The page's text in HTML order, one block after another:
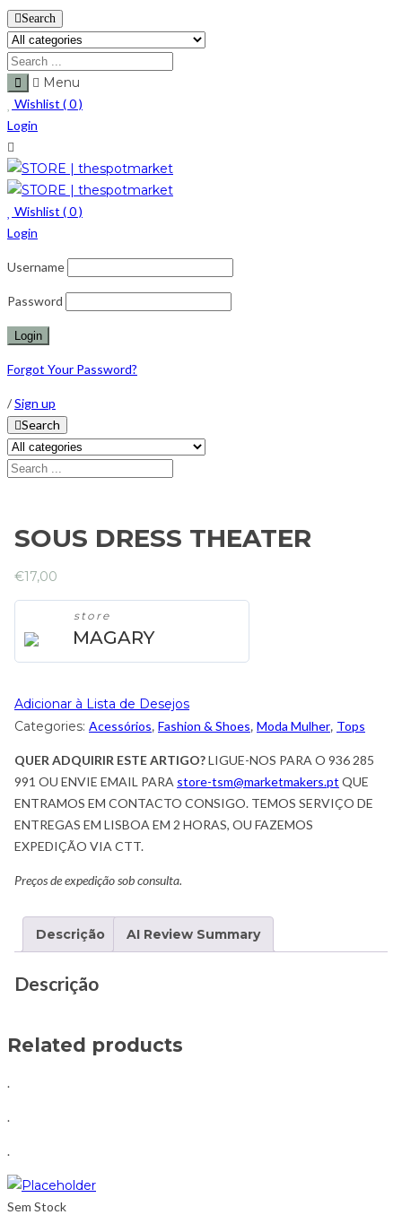
Search
Menu
Wishlist (0)
Login
Wishlist (0)
Login
Username
Password
Forgot Your Password?
/Sign up
Search
SOUS DRESS THEATER
€17,00
store
MAGARY
Adicionar à Lista de Desejos
Categories: Acessórios, Fashion & Shoes, Moda Mulher, Tops
QUER ADQUIRIR ESTE ARTIGO?LIGUE-NOS PARA O 936 285
991 OU ENVIE EMAIL PARA store-tsm@marketmakers.pt QUE
ENTRAMOS EM CONTACTO CONSIGO. TEMOS SERVIÇO DE
ENTREGAS EM LISBOA EM 2 HORAS, OU FAZEMOS
EXPEDIÇÃO VIA CTT.
Preços de expedição sob consulta.
Descrição AI Review Summary
Descrição
Related products
.
.
.
Sem Stock